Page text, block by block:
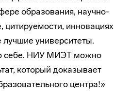
образования, научно-
цитируемости, инновациях
университеты.
себе. НИУ МИЭТ можно
который доказывает
центра!»